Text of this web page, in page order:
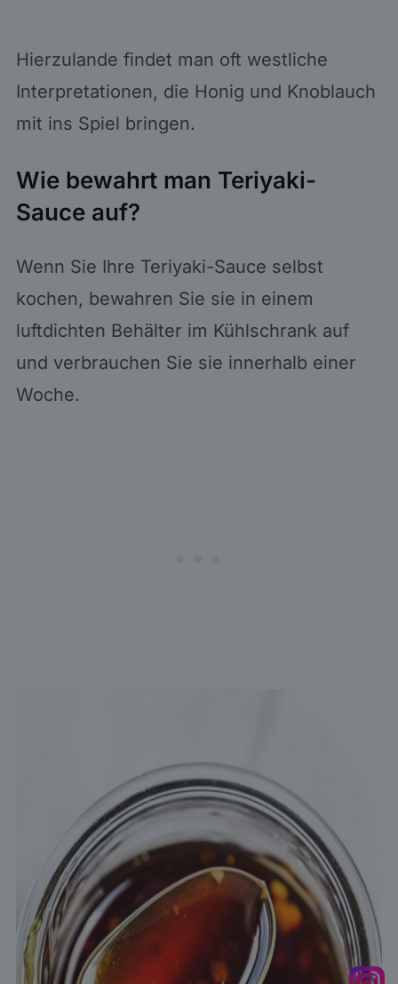
Hierzulande findet man oft westliche
Interpretationen, die Honig und Knoblauch
mit ins Spiel bringen.
Wie bewahrt man Teriyaki-
Sauce auf?
Wenn Sie Ihre Teriyaki-Sauce selbst
kochen, bewahren Sie sie in einem
luftdichten Behälter im Kühlschrank auf
und verbrauchen Sie sie innerhalb einer
Woche.